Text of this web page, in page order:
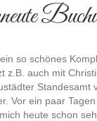
so schönes
z.B. auch mit
Standesamt
Vor ein paar
heute schon